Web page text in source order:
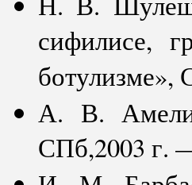
сифилисе,
А. В.
СПб,2003 г.